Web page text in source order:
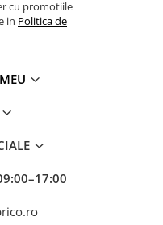
cu promotiile
in Politica de